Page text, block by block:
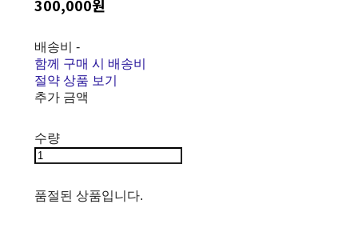
300,000원
배송비 -
함께 구매 시 배송비
절약 상품 보기
추가 금액
수량
품절된 상품입니다.